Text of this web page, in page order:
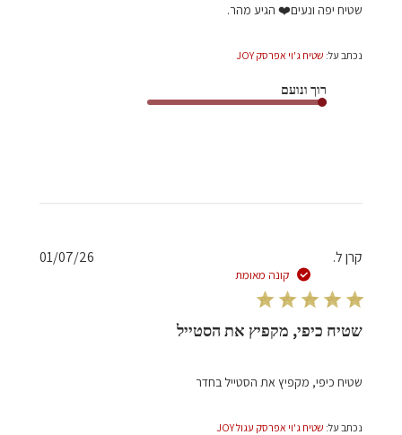
שטיח יפה ונעים❤️ הגיע מהר.
נכתב על: שטיח ג'וי אפרסק JOY
רוך ונועם
קרן ל.
קונה מאומת
שטיח כיפי, מקפיץ את הסטייל
שטיח כיפי, מקפיץ את הסטייל בחדר
נכתב על: שטיח ג'וי אפרסק עגול JOY
תאריך01/07/26